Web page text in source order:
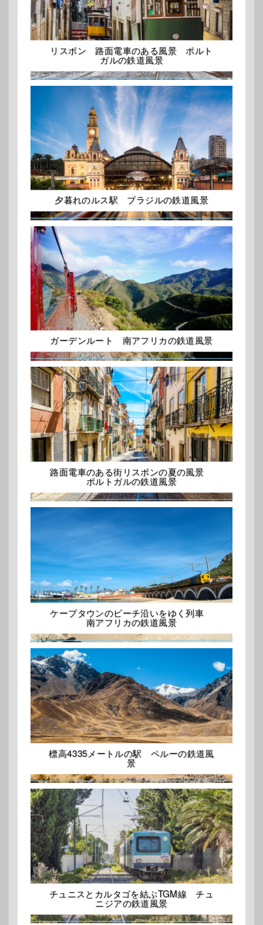
リスボン 路面電車のある風景 ポルト
ガルの鉄道風景
夕暮れのルス駅 ブラジルの鉄道風景
ガーデンルート 南アフリカの鉄道風景
路面電車のある街リスボンの夏の風景
ポルトガルの鉄道風景
ケープタウンのビーチ沿いをゆく列車
南アフリカの鉄道風景
標高4335メートルの駅 ペルーの鉄道風
景
チュニスとカルタゴを結ぶTGM線 チュ
ニジアの鉄道風景